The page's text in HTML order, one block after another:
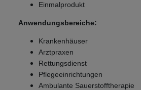
Einmalprodukt
Anwendungsbereiche:
Krankenhäuser
Arztpraxen
Rettungsdienst
Pflegeeinrichtungen
Ambulante Sauerstofftherapie